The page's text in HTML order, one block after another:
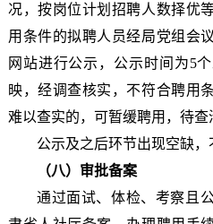
况，按岗位计划招聘人数择优
用条件的拟聘人员经局党组会
网站进行公示，公示时间为5
映，经调查核实，不符合聘用
难以查实的，可暂缓聘用，待查
公示及之后环节出现空缺，
（八）审批备案
通过面试、体检、考察且